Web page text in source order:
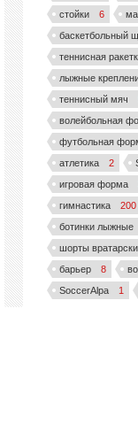
стойки
6
баскетбольный
теннисная
лыжные
теннисный мяч
волейбольная
футбольная
атлетика
2
игровая форма
гимнастика
200
ботинки лыжные
шорты
барьер
8
SoccerAlpa
1